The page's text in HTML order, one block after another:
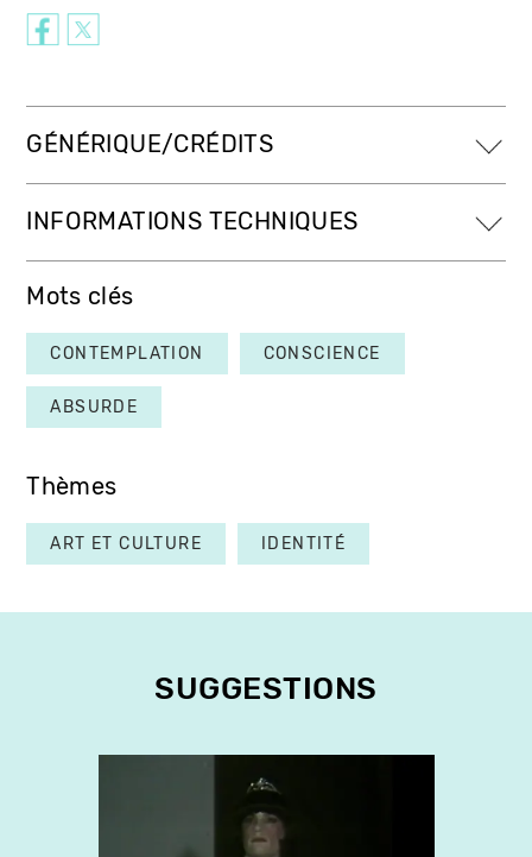
GÉNÉRIQUE/CRÉDITS
INFORMATIONS TECHNIQUES
Mots clés
CONTEMPLATION CONSCIENCE
ABSURDE
Thèmes
ART ET CULTURE IDENTITÉ
SUGGESTIONS